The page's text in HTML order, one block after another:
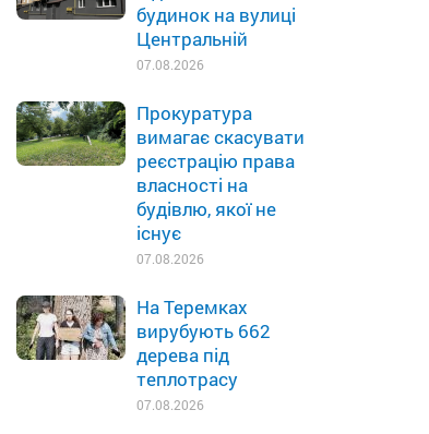
будинок на вулиці
Центральній
07.08.2026
Прокуратура
вимагає скасувати
реєстрацію права
власності на
будівлю, якої не
існує
07.08.2026
На Теремках
вирубують 662
дерева під
теплотрасу
07.08.2026